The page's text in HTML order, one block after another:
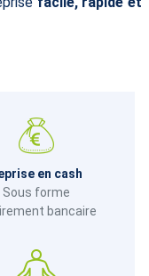
en cash
Sous forme
bancaire